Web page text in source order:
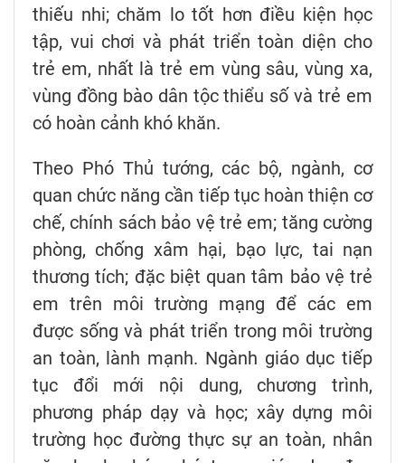
thiếu nhi; chăm lo tốt hơn điều kiện học
tập, vui chơi và phát triển toàn diện cho
trẻ em, nhất là trẻ em vùng sâu, vùng xa,
vùng đồng bào dân tộc thiểu số và trẻ em
có hoàn cảnh khó khăn.
Theo Phó Thủ tướng, các bộ, ngành, cơ
quan chức năng cần tiếp tục hoàn thiện cơ
chế, chính sách bảo vệ trẻ em; tăng cường
phòng, chống xâm hại, bạo lực, tai nạn
thương tích; đặc biệt quan tâm bảo vệ trẻ
em trên môi trường mạng để các em
được sống và phát triển trong môi trường
an toàn, lành mạnh. Ngành giáo dục tiếp
tục đổi mới nội dung, chương trình,
phương pháp dạy và học; xây dựng môi
trường học đường thực sự an toàn, nhân